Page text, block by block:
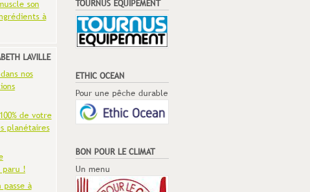
son
à
LAVILLE
nos
de votre
planétaires
paru !
passe à
TOURNUS EQUIPEMENT
ETHIC OCEAN
Pour une pêche durable
BON POUR LE CLIMAT
Un menu